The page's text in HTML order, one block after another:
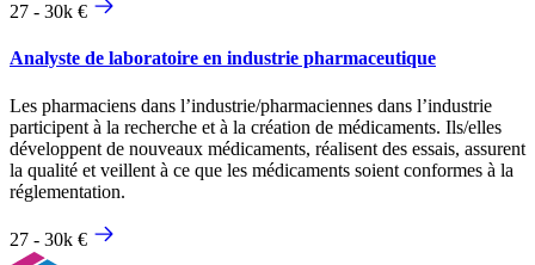
27 - 30k €
Analyste de laboratoire en industrie pharmaceutique
Les pharmaciens dans l’industrie/pharmaciennes dans l’industrie
participent à la recherche et à la création de médicaments. Ils/elles
développent de nouveaux médicaments, réalisent des essais, assurent
la qualité et veillent à ce que les médicaments soient conformes à la
réglementation.
27 - 30k €